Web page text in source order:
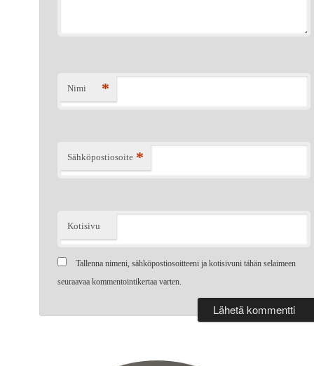
Nimi *
Sähköpostiosoite *
Kotisivu
Tallenna nimeni, sähköpostiosoitteeni ja kotisivuni tähän selaimeen
seuraavaa kommentointikertaa varten.